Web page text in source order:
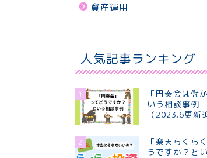
資産運用
人気記事ランキング
1
「円奏会は儲
いう相談事例
（2023.6更新
2
「楽天らくら
うですか？と